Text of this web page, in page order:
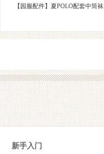
【园服配件】夏POLO配套中筒袜
新手入门